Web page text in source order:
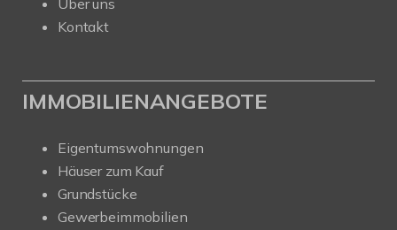
Über uns
Kontakt
IMMOBILIENANGEBOTE
Eigentumswohnungen
Häuser zum Kauf
Grundstücke
Gewerbeimmobilien